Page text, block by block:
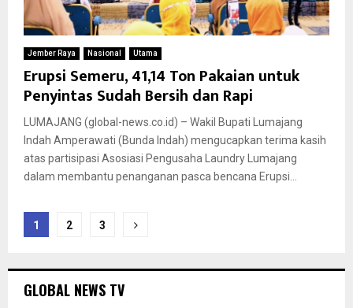
Jember Raya Nasional Utama
Erupsi Semeru, 41,14 Ton Pakaian untuk
Penyintas Sudah Bersih dan Rapi
LUMAJANG (global-news.co.id) – Wakil Bupati Lumajang
Indah Amperawati (Bunda Indah) mengucapkan terima kasih
atas partisipasi Asosiasi Pengusaha Laundry Lumajang
dalam membantu penanganan pasca bencana Erupsi...
Paginasi
1 2 3
GLOBAL NEWS TV